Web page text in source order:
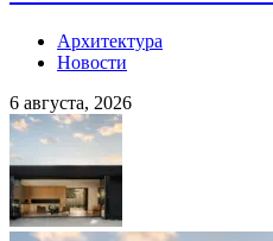
Архитектура
Новости
6 августа, 2026